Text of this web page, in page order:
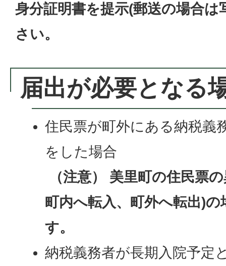
身分証明書を提示(郵送の場合
さい。
届出が必要となる
住民票が町外にある納税義
をした場合
（注意） 美里町の住民票
町内へ転入、町外へ転出)
す。
納税義務者が長期入院予定